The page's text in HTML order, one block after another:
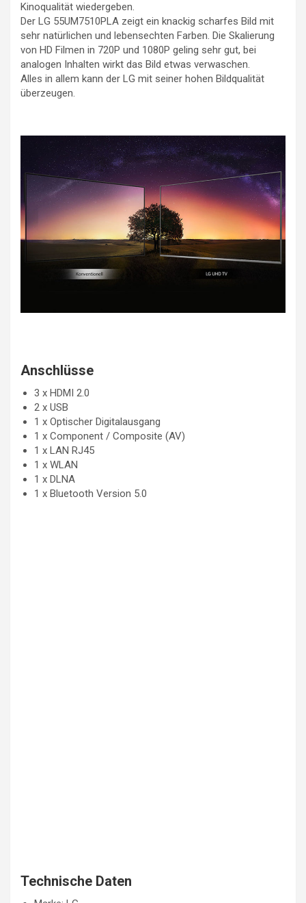
Kinoqualität wiedergeben.
Der LG 55UM7510PLA zeigt ein knackig scharfes Bild mit
sehr natürlichen und lebensechten Farben. Die Skalierung
von HD Filmen in 720P und 1080P geling sehr gut, bei
analogen Inhalten wirkt das Bild etwas verwaschen.
Alles in allem kann der LG mit seiner hohen Bildqualität
überzeugen.
Anschlüsse
3 x HDMI 2.0
2 x USB
1 x Optischer Digitalausgang
1 x Component / Composite (AV)
1 x LAN RJ45
1 x WLAN
1 x DLNA
1 x Bluetooth Version 5.0
Technische Daten